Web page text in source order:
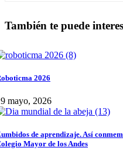
También te puede
2026
mayo, 2026
de aprendizaje. Así
Mayor de los Andes